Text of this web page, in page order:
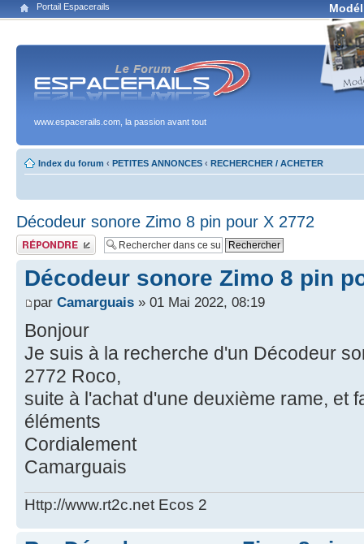
Portail Espacerails
www.espacerails.com, la passion avant tout
Index du forum ‹ PETITES ANNONCES ‹ RECHERCHER / ACHETER
Décodeur sonore Zimo 8 pin pour X 2772
Publier une réponse
Décodeur sonore Zimo 8 pin
par Camarguais » 01 Mai 2022, 08:19
Bonjour
Je suis à la recherche d'un Décodeur
2772 Roco,
suite à l'achat d'une deuxième rame, et
éléments
Cordialement
Camarguais
Http://www.rt2c.net Ecos 2